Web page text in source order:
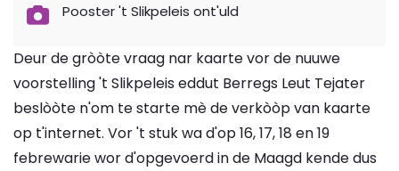
Pooster 't Slikpeleis ont'uld
Deur de gròòte vraag nar kaarte vor de nuuwe
voorstelling 't Slikpeleis eddut Berregs Leut Tejater
beslòòte n'om te starte mè de verkòòp van kaarte
op t'internet. Vor 't stuk wa d'op 16, 17, 18 en 19
febrewarie wor d'opgevoerd in de Maagd kende dus